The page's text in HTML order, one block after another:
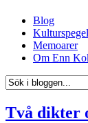
Blog
Memoarer
Om Enn
Två dikter